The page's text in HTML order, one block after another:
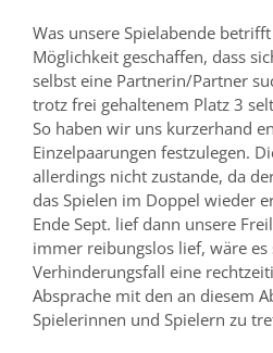
Was unsere Spielabende
Möglichkeit geschaffen, dass
selbst eine Partnerin/Partner
trotz frei gehaltenem Platz 3
So haben wir uns kurzerhand
Einzelpaarungen festzulegen.
allerdings nicht zustande, da
das Spielen im Doppel wieder
Ende Sept. lief dann unsere
immer reibungslos lief, wäre
Verhinderungsfall eine
Absprache mit den an diesem
Spielerinnen und Spielern zu